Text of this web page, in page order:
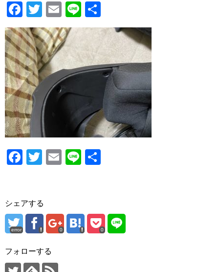
F
a
c
e
b
o
o
k
T
wi
tt
er
E
m
ail
Li
n
有
F
e
b
o
o
k
T
er
E
Li
シェアする
error 0 0
フォローする